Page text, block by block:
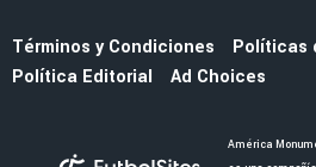
Términos y Condiciones
Políticas
Política Editorial
Ad Choices
América